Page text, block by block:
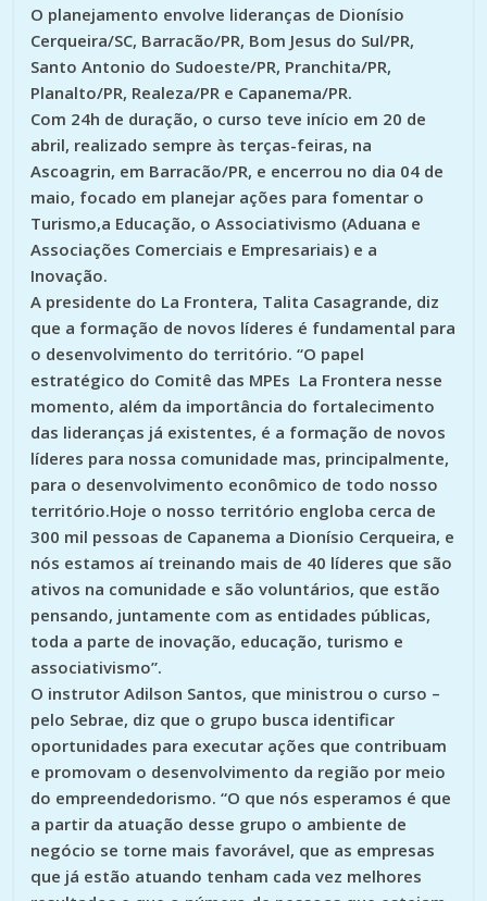
O planejamento envolve lideranças de Dionísio
Cerqueira/SC, Barracão/PR, Bom Jesus do Sul/PR,
Santo Antonio do Sudoeste/PR, Pranchita/PR,
Planalto/PR, Realeza/PR e Capanema/PR.
Com 24h de duração, o curso teve início em 20 de
abril, realizado sempre às terças-feiras, na
Ascoagrin, em Barracão/PR, e encerrou no dia 04 de
maio, focado em planejar ações para fomentar o
Turismo,a Educação, o Associativismo (Aduana e
Associações Comerciais e Empresariais) e a
Inovação.
A presidente do La Frontera, Talita Casagrande, diz
que a formação de novos líderes é fundamental para
o desenvolvimento do território. “O papel
estratégico do Comitê das MPEs La Frontera nesse
momento, além da importância do fortalecimento
das lideranças já existentes, é a formação de novos
líderes para nossa comunidade mas, principalmente,
para o desenvolvimento econômico de todo nosso
território.Hoje o nosso território engloba cerca de
300 mil pessoas de Capanema a Dionísio Cerqueira, e
nós estamos aí treinando mais de 40 líderes que são
ativos na comunidade e são voluntários, que estão
pensando, juntamente com as entidades públicas,
toda a parte de inovação, educação, turismo e
associativismo”.
O instrutor Adilson Santos, que ministrou o curso –
pelo Sebrae, diz que o grupo busca identificar
oportunidades para executar ações que contribuam
e promovam o desenvolvimento da região por meio
do empreendedorismo. “O que nós esperamos é que
a partir da atuação desse grupo o ambiente de
negócio se torne mais favorável, que as empresas
que já estão atuando tenham cada vez melhores